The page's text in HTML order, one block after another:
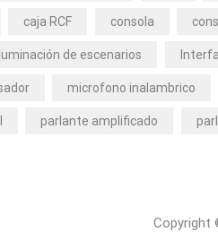
caja RCF consola
de escenarios
microfono inalambrico
parlante amplificado
Copyright